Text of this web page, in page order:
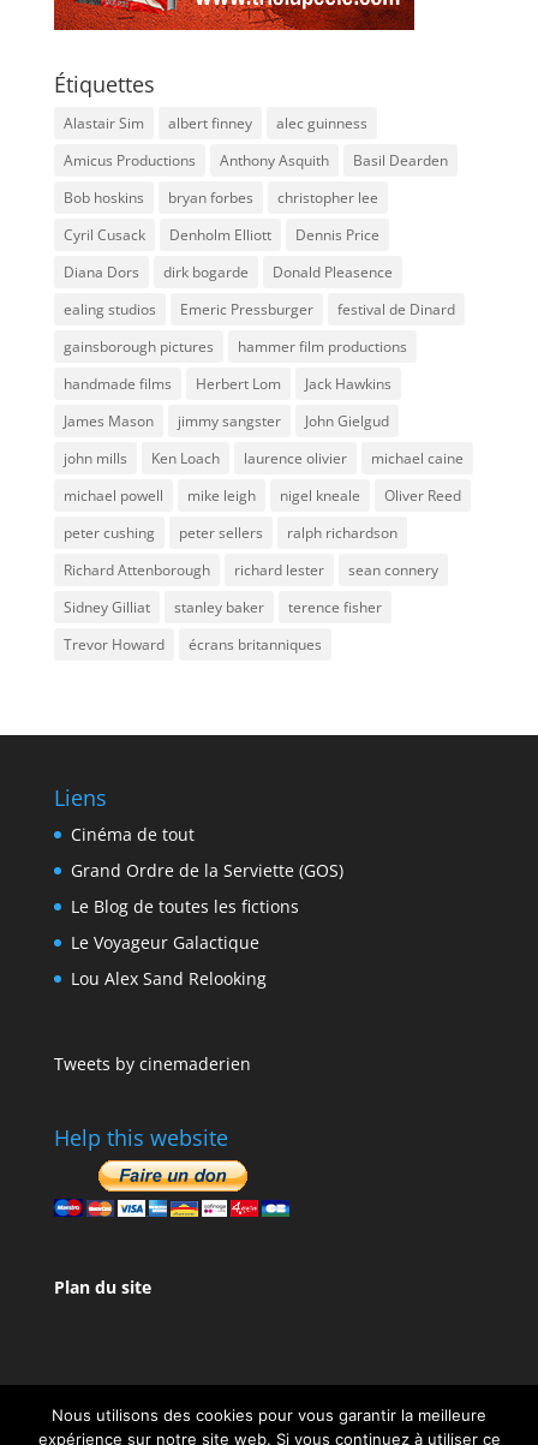
Étiquettes
Alastair Sim albert finney
alec guinness
Amicus Productions
Anthony Asquith
Basil Dearden
Bob hoskins
bryan forbes
christopher lee
Cyril Cusack
Denholm Elliott
Dennis Price
Diana Dors
dirk bogarde
Donald Pleasence
ealing studios
Emeric Pressburger
festival de Dinard
gainsborough pictures
hammer film productions
handmade films
Herbert Lom
Jack Hawkins
James Mason
jimmy sangster
John Gielgud
john mills
Ken Loach laurence olivier
michael caine
michael powell
mike leigh nigel kneale
Oliver Reed
peter cushing
peter sellers
ralph richardson
Richard Attenborough
richard lester
sean connery
Sidney Gilliat
stanley baker
terence fisher
Trevor Howard
écrans britanniques
Liens
Cinéma de tout
Grand Ordre de la Serviette (GOS)
Le Blog de toutes les fictions
Le Voyageur Galactique
Lou Alex Sand Relooking
Tweets by cinemaderien
Help this website
Plan du site
Nous utilisons des cookies pour vous garantir la meilleure
expérience sur notre site web. Si vous continuez à utiliser ce